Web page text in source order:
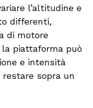
l’altitudine e
differenti,
di motore
piattaforma può
e intensità
sopra un